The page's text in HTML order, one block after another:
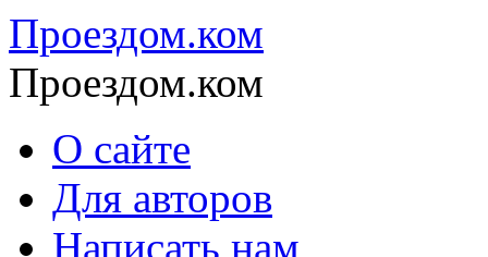
Проездом.ком
Проездом.ком
О сайте
Для авторов
Написать нам